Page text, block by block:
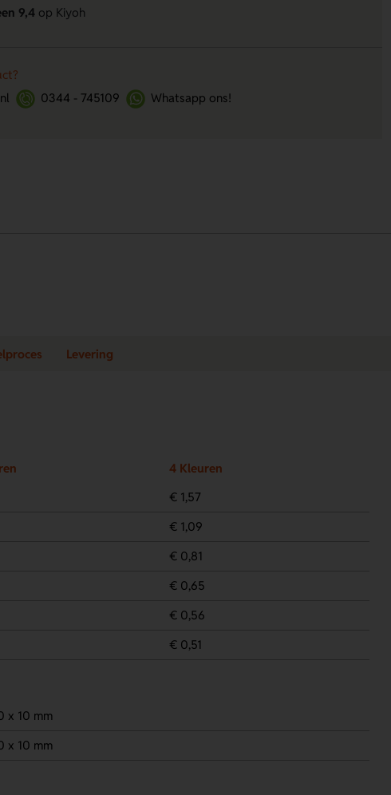
9,4op Kiyoh
0344 - 745109 Whatsapp ons!
Levering
4 Kleuren
€ 1,57
€ 1,09
€ 0,81
€ 0,65
€ 0,56
€ 0,51
x 10 mm
x 10 mm